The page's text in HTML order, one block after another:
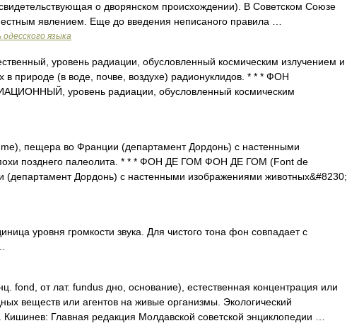
о дворянском происхождении). В Советском Союзе
явлением. Еще до введения неписаного правила …
языка
уровень радиации, обусловленный космическим излучением и
в природе (в воде, почве, воздухе) радионуклидов. * * * ФОН
уровень радиации, обусловленный космическим
пещера во Франции (департамент Дордонь) с настенными
позднего палеолита. * * * ФОН ДЕ ГОМ ФОН ДЕ ГОМ (Font de
Дордонь) с настенными изображениями животных&#8230;
уровня громкости звука. Для чистого тона фон совпадает с
fond, от лат. fundus дно, основание), естественная концентрация или
веществ или агентов на живые организмы. Экологический
Кишинев: Главная редакция Молдавской советской энциклопедии …